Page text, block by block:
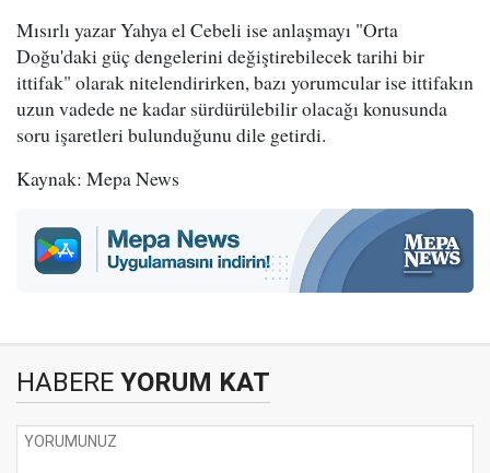
Mısırlı yazar Yahya el Cebeli ise anlaşmayı "Orta
Doğu'daki güç dengelerini değiştirebilecek tarihi bir
ittifak" olarak nitelendirirken, bazı yorumcular ise ittifakın
uzun vadede ne kadar sürdürülebilir olacağı konusunda
soru işaretleri bulunduğunu dile getirdi.
Kaynak: Mepa News
HABERE YORUM KAT